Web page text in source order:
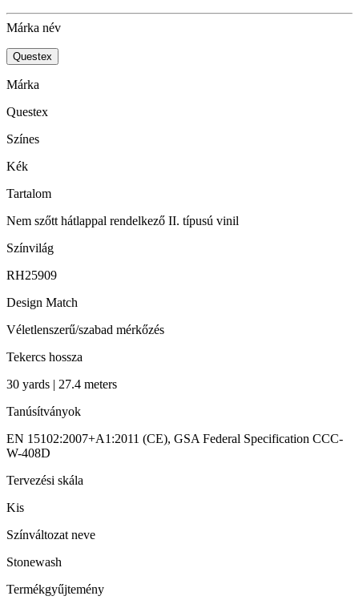
Márka név
Questex
Márka
Questex
Színes
Kék
Tartalom
Nem szőtt hátlappal rendelkező II. típusú vinil
Színvilág
RH25909
Design Match
Véletlenszerű/szabad mérkőzés
Tekercs hossza
30 yards | 27.4 meters
Tanúsítványok
EN 15102:2007+A1:2011 (CE), GSA Federal Specification CCC-
W-408D
Tervezési skála
Kis
Színváltozat neve
Stonewash
Termékgyűjtemény